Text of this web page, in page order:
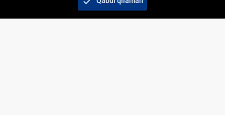
+998 71 202-21-11